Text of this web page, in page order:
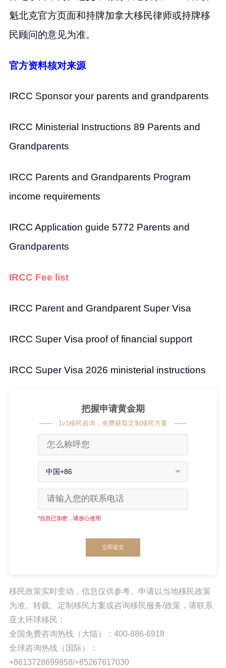
魁北克官方页面和持牌加拿大移民律师或持牌移
民顾问的意见为准。
官方资料核对来源
IRCC Sponsor your parents and grandparents
IRCC Ministerial Instructions 89 Parents and
Grandparents
IRCC Parents and Grandparents Program
income requirements
IRCC Application guide 5772 Parents and
Grandparents
IRCC Fee list
IRCC Parent and Grandparent Super Visa
IRCC Super Visa proof of financial support
IRCC Super Visa 2026 ministerial instructions
把握申请黄金期
1v1移民咨询，免费获取定制移民方案
中国+86
*信息已加密，请放心使用
立即提交
移民政策实时变动，信息仅供参考。申请以当地移民政策
为准。转载、定制移民方案或咨询移民服务/政策，请联系
亚太环球移民：
全国免费咨询热线（大陆）：400-886-6918
全球咨询热线（国际）：
+8613728699858/+85267617030